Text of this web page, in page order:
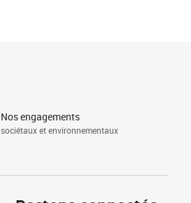
Nos engagements
sociétaux et environnementaux